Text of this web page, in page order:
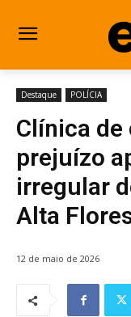
Destaque POLÍCIA
Clínica
prejuízo
irregular
Alta
12 de maio de 2026